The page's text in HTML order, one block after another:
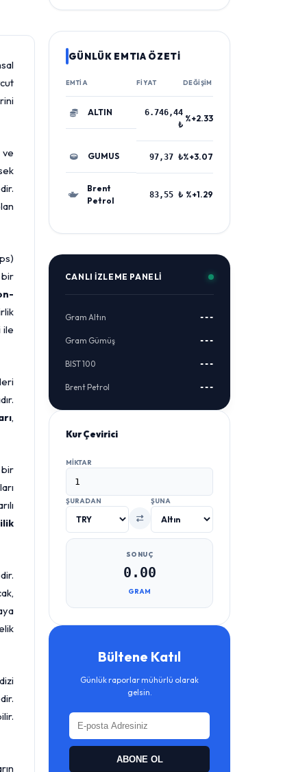
ve
ile
,
bir
GÜNLÜK EMTIA ÖZETİ
EMTIA FIYAT DEĞIŞIM
ALTIN
6.746,44
₺
%+2.33
GUMUS 97,37 ₺%+3.07
Brent
Petrol
83,55 ₺ %+1.29
CANLI İZLEME PANELI
Gram Altın ---
Gram Gümüş ---
BIST 100 ---
Brent Petrol ---
Kur Çevirici
MIKTAR
ŞURADAN ŞUNA
SONUÇ
0.00
GRAM
Bültene Katıl
Günlük raporlar mühürlü olarak
gelsin.
ABONE OL